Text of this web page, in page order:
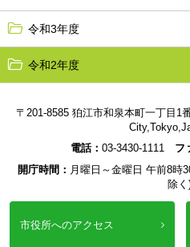
令和3年度
令和2年度
〒201-8585 狛江市和泉本町一丁目1
電話： 03-3430-1111 フ
開庁時間： 月曜日～金曜日 午前8時
除く
市役所へのアクセス